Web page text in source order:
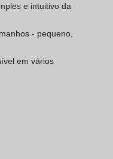
e intuitivo da
- pequeno,
em vários